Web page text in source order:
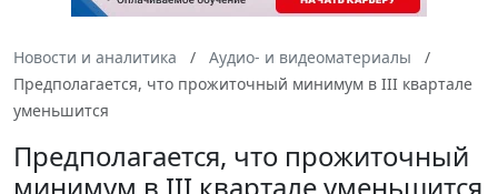
Новости и аналитика
Аудио- и видеоматериалы
Предполагается, что прожиточный минимум в III квартале
уменьшится
Предполагается, что прожиточный
минимум в III квартале уменьшится